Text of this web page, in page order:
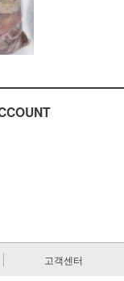
고객센터